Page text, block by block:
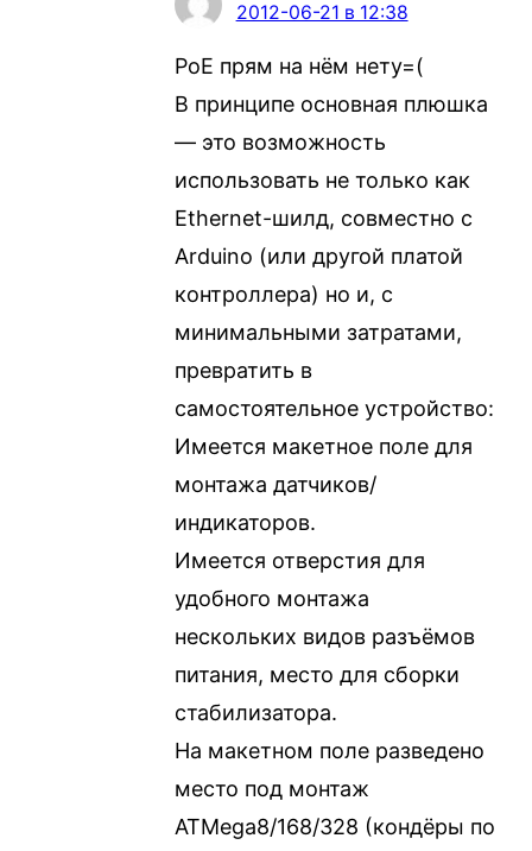
2012-06-21 в 12:38
PoE прям на нём нету=(
В принципе основная плюшка
— это возможность
использовать не только как
Ethernet-шилд, совместно с
Arduino (или другой платой
контроллера) но и, с
минимальными затратами,
превратить в
самостоятельное устройство:
Имеется макетное поле для
монтажа датчиков/
индикаторов.
Имеется отверстия для
удобного монтажа
нескольких видов разъёмов
питания, место для сборки
стабилизатора.
На макетном поле разведено
место под монтаж
ATMega8/168/328 (кондёры по